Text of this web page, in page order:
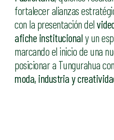
fortalecer alianzas
con la presentación del
afiche institucionaly un
marcando el inicio de una
posicionar a Tungurahua
moda, industria y